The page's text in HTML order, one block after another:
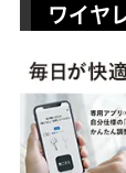
ワイヤ